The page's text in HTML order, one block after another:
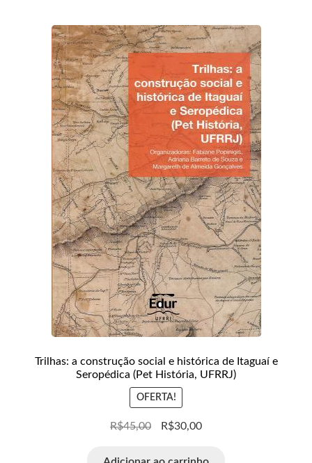
Trilhas: a construção social e histórica de Itaguaí e
Seropédica (Pet História, UFRRJ)
OFERTA!
R$45,00 R$30,00